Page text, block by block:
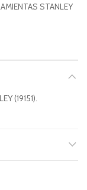
STANLEY
(19151).